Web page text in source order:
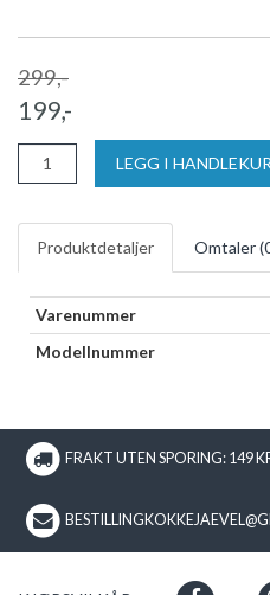
299,-
199,-
LEGG I
Produktdetaljer Omtaler (
Varenummer
Modellnummer
FRAKT UTEN SPORING: 149